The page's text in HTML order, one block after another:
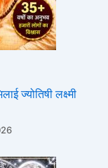
ज्योतिषी लक्ष्मी